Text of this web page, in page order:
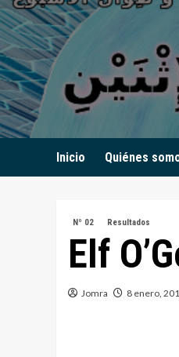
Saltar
al
contenido
Inicio Quiénes
Nº 02 Resultados
Elf
Jomra 8 enero,